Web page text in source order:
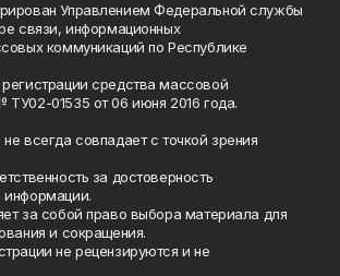
Управлением Федеральной службы
связи, информационных
коммуникаций по Республике
средства массовой
01535 от 06 июня 2016 года.
всегда совпадает с точкой зрения
за достоверность
информации.
за собой право выбора материала для
и сокращения.
не рецензируются и не